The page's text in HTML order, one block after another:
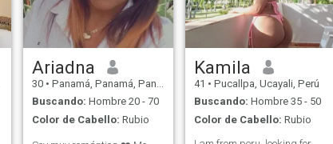
Ariadna
30 • Panamá, Panamá, Panamá
Buscando: Hombre 20 - 70
Color de Cabello: Rubio
Kamila
41 • Pucallpa, Ucayali, Perú
Buscando: Hombre 35 - 50
Color de Cabello: Rubio